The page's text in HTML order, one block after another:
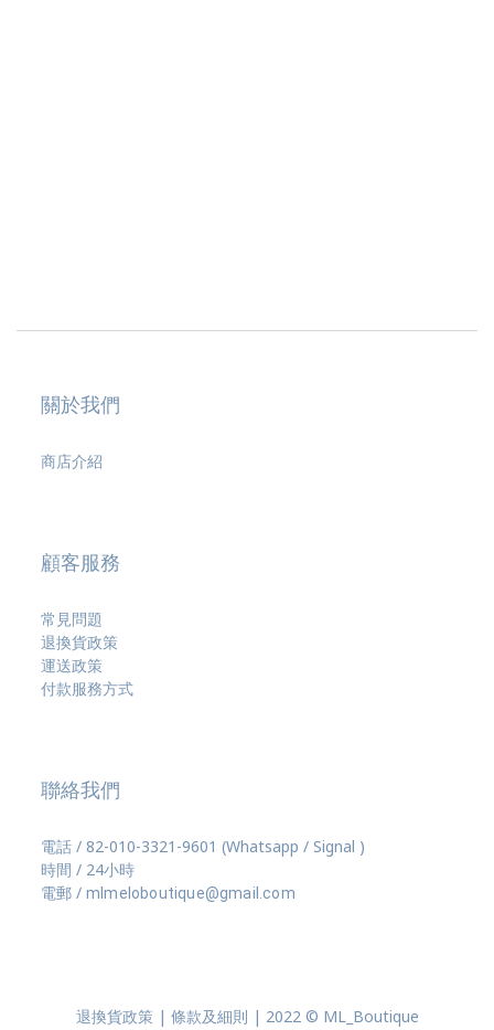
關於我們
商店介紹
顧客服務
常見問題
退換貨政策
運送政策
付款服務方式
聯絡我們
電話 / 82-010-3321-9601 (Whatsapp / Signal )
時間 / 24小時
電郵 / mlmeloboutique@gmail.com
退換貨政策 | 條款及細則 | 2022 © ML_Boutique